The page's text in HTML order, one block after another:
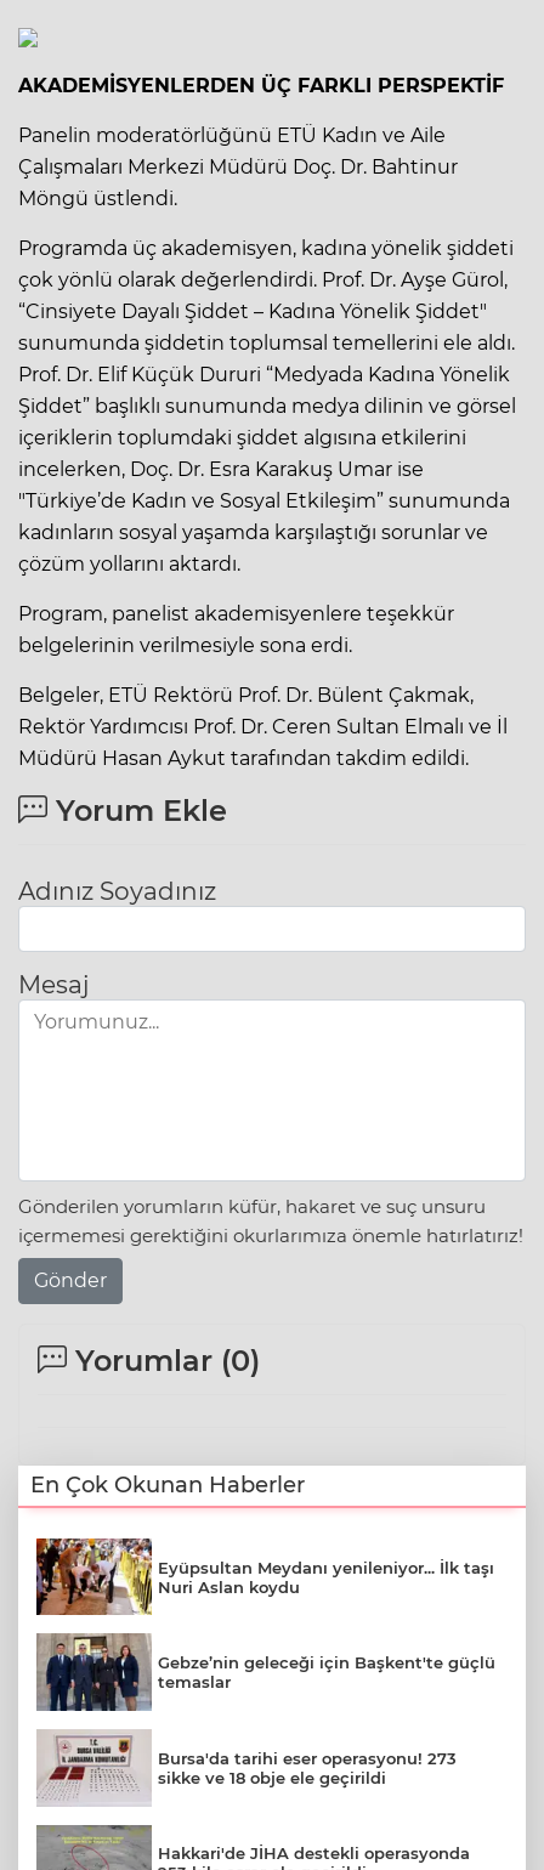
AKADEMİSYENLERDEN ÜÇ FARKLI PERSPEKTİF
Panelin moderatörlüğünü ETÜ Kadın ve Aile
Çalışmaları Merkezi Müdürü Doç. Dr. Bahtinur
Möngü üstlendi.
Programda üç akademisyen, kadına yönelik şiddeti
çok yönlü olarak değerlendirdi. Prof. Dr. Ayşe Gürol,
“Cinsiyete Dayalı Şiddet – Kadına Yönelik Şiddet"
sunumunda şiddetin toplumsal temellerini ele aldı.
Prof. Dr. Elif Küçük Dururi “Medyada Kadına Yönelik
Şiddet” başlıklı sunumunda medya dilinin ve görsel
içeriklerin toplumdaki şiddet algısına etkilerini
incelerken, Doç. Dr. Esra Karakuş Umar ise
"Türkiye’de Kadın ve Sosyal Etkileşim” sunumunda
kadınların sosyal yaşamda karşılaştığı sorunlar ve
çözüm yollarını aktardı.
Program, panelist akademisyenlere teşekkür
belgelerinin verilmesiyle sona erdi.
Belgeler, ETÜ Rektörü Prof. Dr. Bülent Çakmak,
Rektör Yardımcısı Prof. Dr. Ceren Sultan Elmalı ve İl
Müdürü Hasan Aykut tarafından takdim edildi.
Yorum Ekle
Adınız Soyadınız
Mesaj
Gönderilen yorumların küfür, hakaret ve suç unsuru
içermemesi gerektiğini okurlarımıza önemle hatırlatırız!
Gönder
Yorumlar (0)
En Çok Okunan Haberler
Eyüpsultan Meydanı yenileniyor... İlk taşı
Nuri Aslan koydu
Gebze’nin geleceği için Başkent'te güçlü
temaslar
Bursa'da tarihi eser operasyonu! 273
sikke ve 18 obje ele geçirildi
Hakkari'de JİHA destekli operasyonda